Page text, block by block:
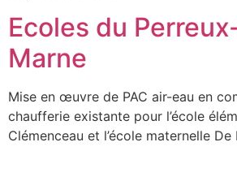
Ecoles du
Marne
Mise en œuvre de PAC air-eau en
chaufferie existante pour l’école
Clémenceau et l’école maternelle De